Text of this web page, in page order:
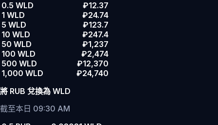
0.5 WLD
₽12.37
1 WLD
₽24.74
5 WLD
₽123.7
10 WLD
₽247.4
50 WLD
₽1,237
100 WLD
₽2,474
500 WLD
₽12,370
1,000 WLD
₽24,740
將 RUB 兌換為 WLD
截至本日 09:30 AM